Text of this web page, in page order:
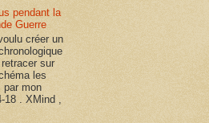
pendant la
Guerre
créer un
sur
les
par mon
. XMind ,